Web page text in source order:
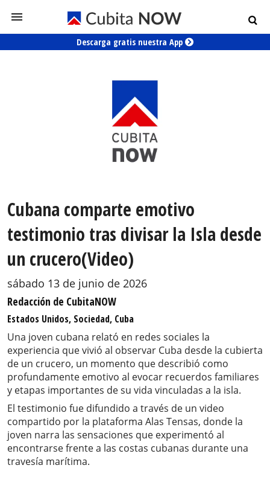
Descarga gratis nuestra App
Cubana comparte emotivo
testimonio tras divisar la Isla desde
un crucero(Video)
sábado 13 de junio de 2026
Redacción de CubitaNOW
Estados Unidos, Sociedad, Cuba
Una joven cubana relató en redes sociales la
experiencia que vivió al observar Cuba desde la cubierta
de un crucero, un momento que describió como
profundamente emotivo al evocar recuerdos familiares
y etapas importantes de su vida vinculadas a la isla.
El testimonio fue difundido a través de un video
compartido por la plataforma Alas Tensas, donde la
joven narra las sensaciones que experimentó al
encontrarse frente a las costas cubanas durante una
travesía marítima.